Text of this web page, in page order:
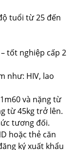
tuổi từ 25 đến
tốt nghiệp cấp 2
như: HIV, lao
và nặng từ
từ 45kg trở lên.
tương đối.
hoặc thẻ căn
ký xuất khẩu